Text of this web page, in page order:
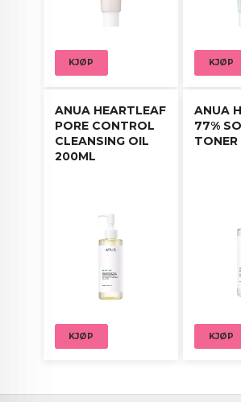
KJØP KJØP
ANUA HEARTLEAF
PORE CONTROL
CLEANSING OIL
200ML
KJØP
ANUA
77%
KJØP